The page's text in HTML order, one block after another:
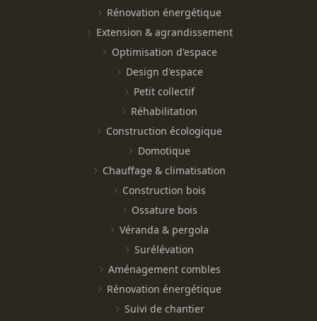
Rénovation énergétique
Extension & agrandissement
Optimisation d'espace
Design d'espace
Petit collectif
Réhabilitation
Construction écologique
Domotique
Chauffage & climatisation
Construction bois
Ossature bois
Véranda & pergola
Surélévation
Aménagement combles
Rénovation énergétique
Suivi de chantier